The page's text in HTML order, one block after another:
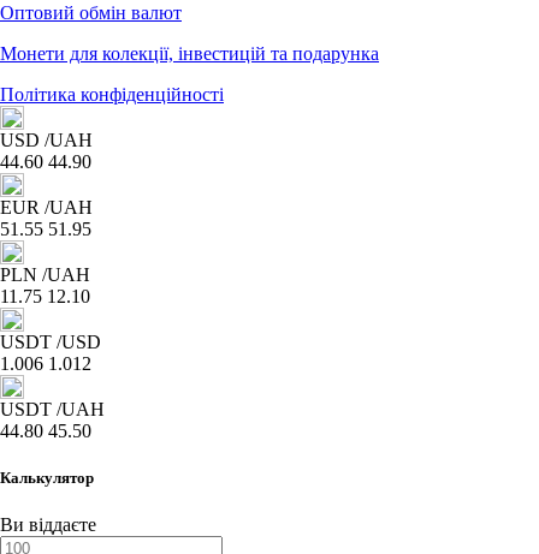
Оптовий обмін валют
Монети для колекції, інвестицій та подарунка
Політика конфіденційності
USD /UAH
44.60 44.90
EUR /UAH
51.55 51.95
PLN /UAH
11.75 12.10
USDT /USD
1.006 1.012
USDT /UAH
44.80 45.50
Калькулятор
Ви віддаєте